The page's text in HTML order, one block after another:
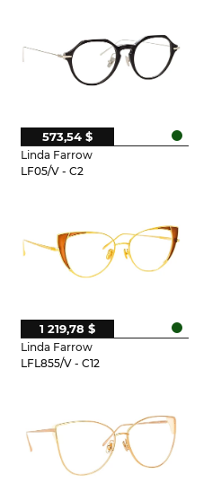
Linda Farrow
LF05/V - C2
573,54 $
Linda Farrow
LFL855/V - C12
1 219,78 $